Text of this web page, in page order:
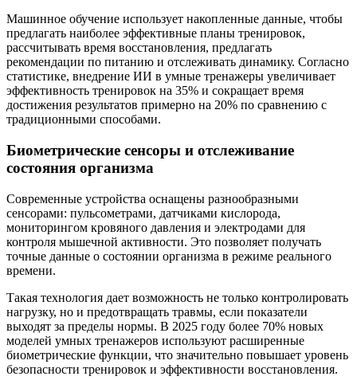
Машинное обучение использует накопленные данные, чтобы
предлагать наиболее эффективные планы тренировок,
рассчитывать время восстановления, предлагать
рекомендации по питанию и отслеживать динамику. Согласно
статистике, внедрение ИИ в умные тренажеры увеличивает
эффективность тренировок на 35% и сокращает время
достижения результатов примерно на 20% по сравнению с
традиционными способами.
Биометрические сенсоры и отслеживание
состояния организма
Современные устройства оснащены разнообразными
сенсорами: пульсометрами, датчиками кислорода,
мониторингом кровяного давления и электродами для
контроля мышечной активности. Это позволяет получать
точные данные о состоянии организма в режиме реального
времени.
Такая технология дает возможность не только контролировать
нагрузку, но и предотвращать травмы, если показатели
выходят за пределы нормы. В 2025 году более 70% новых
моделей умных тренажеров используют расширенные
биометрические функции, что значительно повышает уровень
безопасности тренировок и эффективности восстановления.